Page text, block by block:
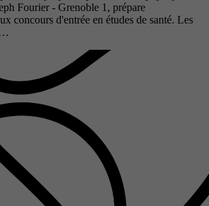
Fourier - Grenoble 1, prépare
concours d'entrée en études de santé. Les